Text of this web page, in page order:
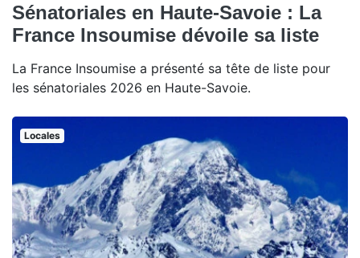
Sénatoriales en Haute-Savoie : La
France Insoumise dévoile sa liste
La France Insoumise a présenté sa tête de liste pour
les sénatoriales 2026 en Haute-Savoie.
Locales